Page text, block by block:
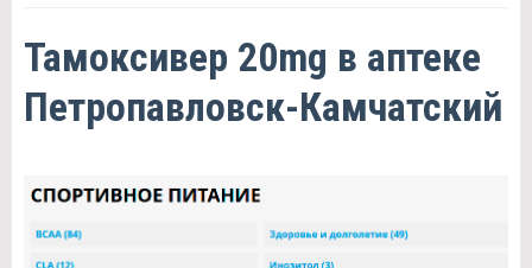
Тамоксивер 20mg в аптеке
Петропавловск-Камчатский